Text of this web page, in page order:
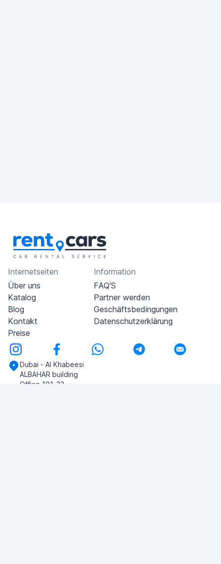
Internetseiten
Über uns
Katalog
Blog
Kontakt
Preise
Information
FAQ'S
Partner werden
Geschäftsbedingungen
Datenschutzerklärung
Dubai - Al Khabeesi
ALBAHAR building
Office 101-33